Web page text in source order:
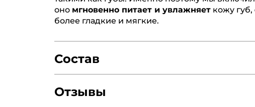
оно мгновенно питает и увлажняет кожу губ,
более гладкие и мягкие.
Состав
Отзывы